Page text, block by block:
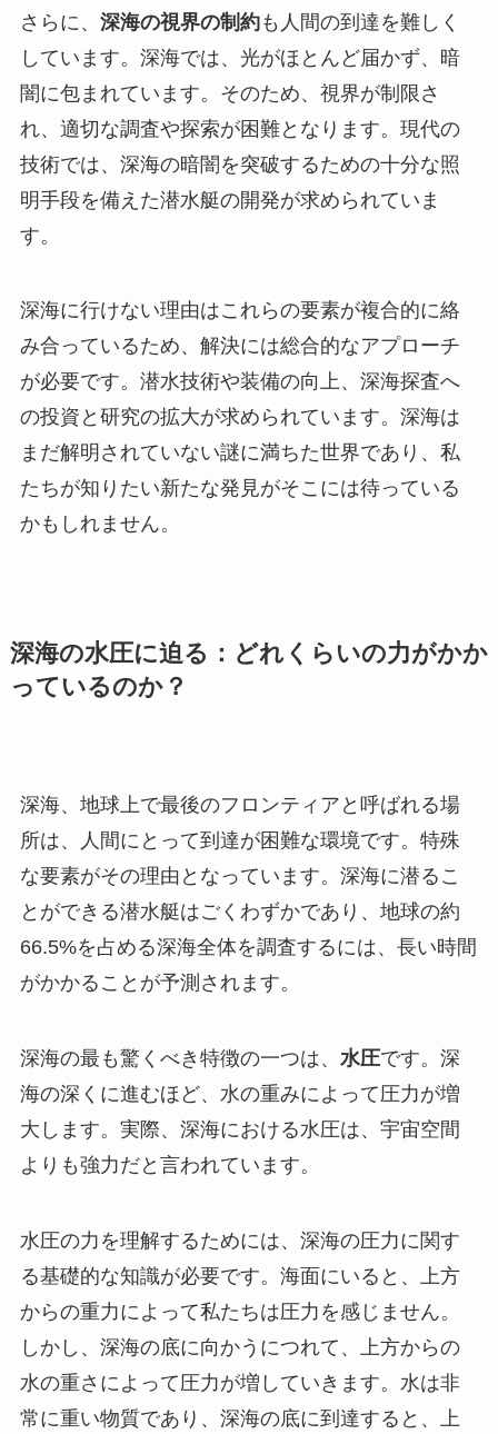
さらに、 深海の視界の制約も人間の到達を難しく
しています。深海では、光がほとんど届かず、暗
闇に包まれています。そのため、視界が制限さ
れ、適切な調査や探索が困難となります。現代の
技術では、深海の暗闇を突破するための十分な照
明手段を備えた潜水艇の開発が求められていま
す。
深海に行けない理由はこれらの要素が複合的に絡
み合っているため、解決には総合的なアプローチ
が必要です。潜水技術や装備の向上、深海探査へ
の投資と研究の拡大が求められています。深海は
まだ解明されていない謎に満ちた世界であり、私
たちが知りたい新たな発見がそこには待っている
かもしれません。
深海の水圧に迫る：どれくらいの力がかか
っているのか？
深海、地球上で最後のフロンティアと呼ばれる場
所は、人間にとって到達が困難な環境です。特殊
な要素がその理由となっています。深海に潜るこ
とができる潜水艇はごくわずかであり、地球の約
66.5%を占める深海全体を調査するには、長い時間
がかかることが予測されます。
深海の最も驚くべき特徴の一つは、 水圧です。深
海の深くに進むほど、水の重みによって圧力が増
大します。実際、深海における水圧は、宇宙空間
よりも強力だと言われています。
水圧の力を理解するためには、深海の圧力に関す
る基礎的な知識が必要です。海面にいると、上方
からの重力によって私たちは圧力を感じません。
しかし、深海の底に向かうにつれて、上方からの
水の重さによって圧力が増していきます。水は非
常に重い物質であり、深海の底に到達すると、上